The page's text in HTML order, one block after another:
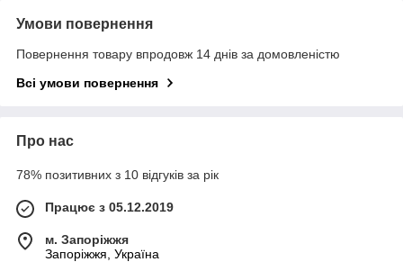
Умови повернення
Повернення товару впродовж 14 днів за домовленістю
Всі умови повернення
Про нас
78% позитивних з 10 відгуків за рік
Працює з 05.12.2019
м. Запоріжжя
Запоріжжя, Україна